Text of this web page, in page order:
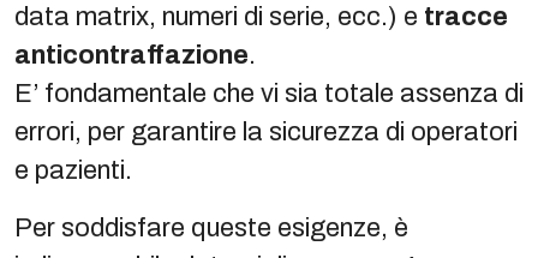
data matrix, numeri di serie, ecc.) e tracce
anticontraffazione.
E’ fondamentale che vi sia totale assenza di
errori, per garantire la sicurezza di operatori
e pazienti.
Per soddisfare queste esigenze, è